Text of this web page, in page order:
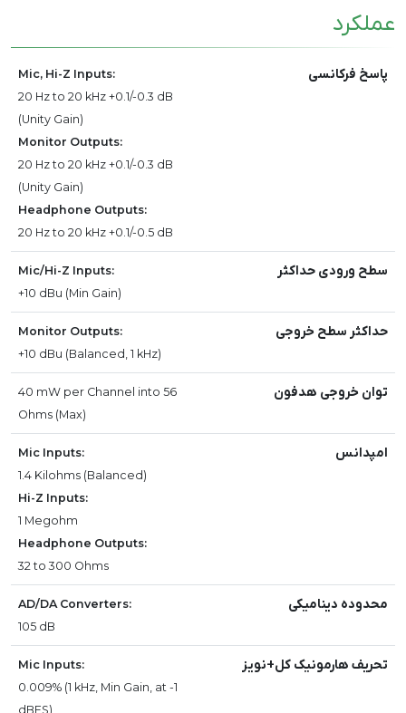
عملکرد
پاسخ فرکانسی
Mic, Hi-Z Inputs:
20 Hz to 20 kHz +0.1/-0.3 dB
(Unity Gain)
Monitor Outputs:
20 Hz to 20 kHz +0.1/-0.3 dB
(Unity Gain)
Headphone Outputs:
20 Hz to 20 kHz +0.1/-0.5 dB
سطح ورودی حداکثر
Mic/Hi-Z Inputs:
+10 dBu (Min Gain)
حداکثر سطح خروجی
Monitor Outputs:
+10 dBu (Balanced, 1 kHz)
توان خروجی هدفون
40 mW per Channel into 56
Ohms (Max)
امپدانس
Mic Inputs:
1.4 Kilohms (Balanced)
Hi-Z Inputs:
1 Megohm
Headphone Outputs:
32 to 300 Ohms
محدوده دینامیکی
AD/DA Converters:
105 dB
تحریف هارمونیک کل+نویز
Mic Inputs:
0.009% (1 kHz, Min Gain, at -1
dBFS)